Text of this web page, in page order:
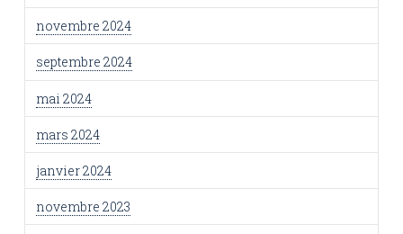
novembre 2024
septembre 2024
mai 2024
mars 2024
janvier 2024
novembre 2023